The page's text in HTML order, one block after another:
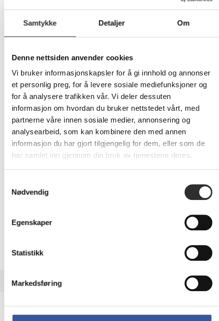
Samtykke Detaljer Om
Denne nettsiden anvender cookies
Vi bruker informasjonskapsler for å gi innhold og annonser
et personlig preg, for å levere sosiale mediefunksjoner og
for å analysere trafikken vår. Vi deler dessuten
informasjon om hvordan du bruker nettstedet vårt, med
partnerne våre innen sosiale medier, annonsering og
analysearbeid, som kan kombinere den med annen
informasjon du har gjort tilgjengelig for dem, eller som de
har samlet inn gjennom din bruk av tjenestene deres.
Nødvendig
Egenskaper
Statistikk
Markedsføring
144,-
Eks mva
- +
BESKRIVELSE
iFrogz Defence - Beskyttelsesboks
lommebok for mobiltelefon - lær - svart - for Apple iPhone